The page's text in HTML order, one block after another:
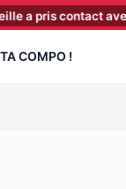
contact avec un
COMPO !